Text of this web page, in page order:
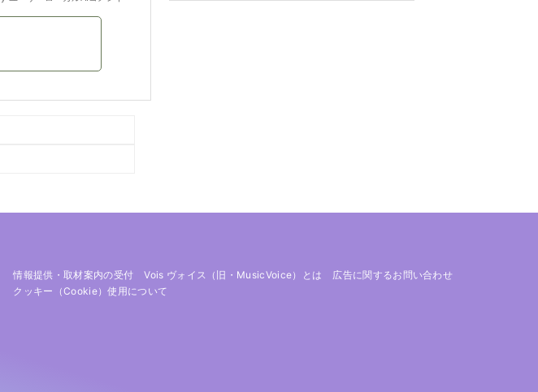
情報提供・取材案内の受付 Vois ヴォイス（旧・MusicVoice）とは
広告に関するお問い合わせ
クッキー（cookie）使用について